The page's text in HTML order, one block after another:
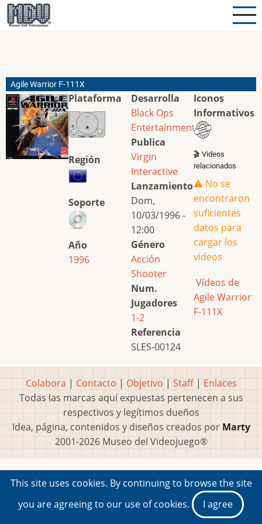
Pasar
al
Agile Warrior F-111X
Plataforma
Región
Soporte
Año
1996
Desarrolla
Black Ops
Entertainment
Publica
Virgin
Interactive
Lanzamiento
Dom,
10/03/1996 -
12:00
Género
Acción
Shooter
Num.
Jugadores
1-2
Referencia
SLES-00124
Iconos
Informativos
🎬 Videos
relacionados
⚠️ No se
encontraron
suficientes
datos para
cargar los
videos
Vídeos de
Agile Warrior
F-111X
Colabora | Contacto | Objetivo | Staff| Enlaces
Todas las marcas aquí expuestas pertenecen a sus
respectivos y legítimos dueños
Idea, página, contenidos y diseños creados por Marty
2001-2026 Museo del Videojuego®
This site uses cookies. By continuing to browse the site
you are agreeing to our use of cookies.
I agree